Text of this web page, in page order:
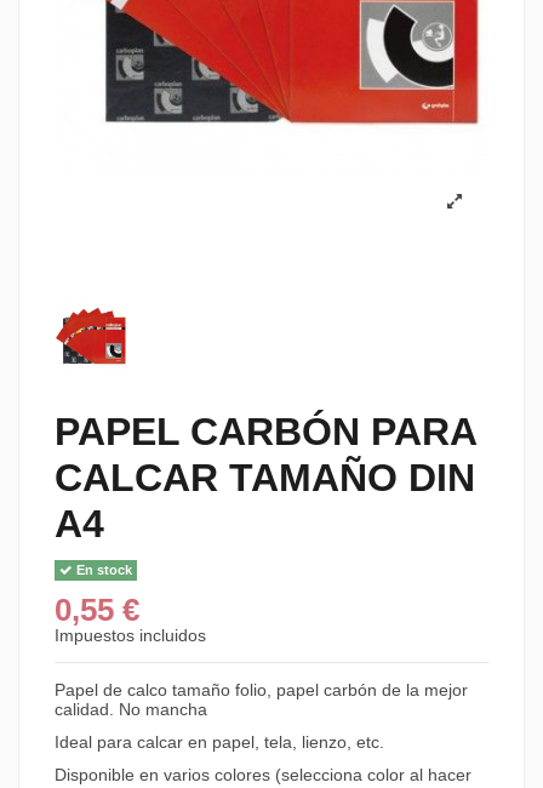
PAPEL CARBÓN PARA
CALCAR TAMAÑO DIN
A4
En stock
0,55 €
Impuestos incluidos
Papel de calco tamaño folio, papel carbón de la mejor
calidad. No mancha
Ideal para calcar en papel, tela, lienzo, etc.
Disponible en varios colores (selecciona color al hacer